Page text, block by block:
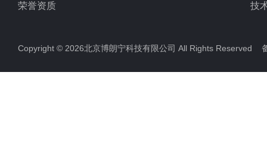
荣誉资质 技
Copyright © 2026北京博朗宁科技有限公司 All Rights Reserved